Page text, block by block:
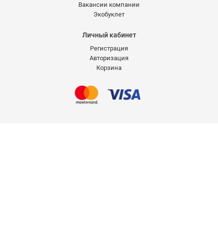
Вакансии компании
Экобуклет
Личный кабинет
Регистрация
Авторизация
Корзина